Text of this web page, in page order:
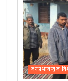
जनप्रभाबन्युज